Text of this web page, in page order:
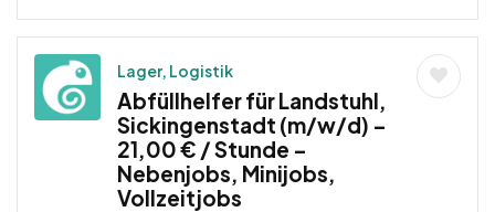
Lager, Logistik
Abfüllhelfer für Landstuhl,
Sickingenstadt (m/w/d) –
21,00 € / Stunde –
Nebenjobs, Minijobs,
Vollzeitjobs